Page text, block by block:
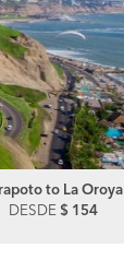
to Tumbes
$ 0
to La Oroya
DESDE $ 154